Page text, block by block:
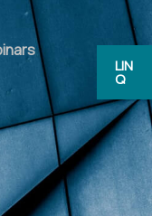
FAQs
LIN
Q